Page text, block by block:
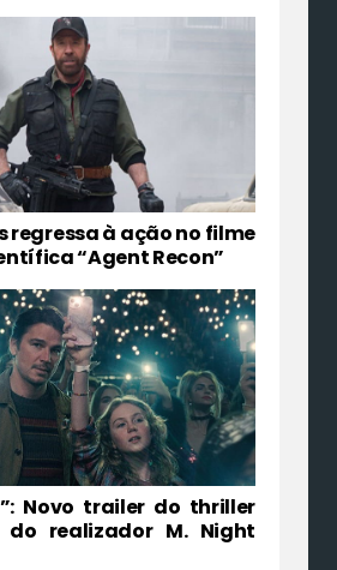
regressa à ação no filme
“Agent Recon”
Novo trailer do thriller
do realizador M. Night